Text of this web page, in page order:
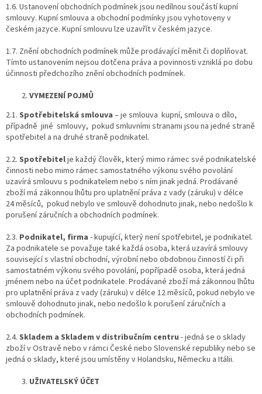
1.6. Ustanovení obchodních podmínek jsou nedílnou součástí kupní
smlouvy. Kupní smlouva a obchodní podmínky jsou vyhotoveny v
českém jazyce. Kupní smlouvu lze uzavřít v českém jazyce.
1.7. Znění obchodních podmínek může prodávající měnit či doplňovat.
Tímto ustanovením nejsou dotčena práva a povinnosti vzniklá po dobu
účinnosti předchozího znění obchodních podmínek.
VYMEZENÍ POJMŮ
2.1. Spotřebitelská smlouva – je smlouva kupní, smlouva o dílo,
případně jiné smlouvy, pokud smluvními stranami jsou na jedné straně
spotřebitel a na druhé straně podnikatel.
2.2. Spotřebitelje každý člověk, který mimo rámec své podnikatelské
činnosti nebo mimo rámec samostatného výkonu svého povolání
uzavírá smlouvu s podnikatelem nebo s ním jinak jedná. Prodávané
zboží má zákonnou lhůtu pro uplatnění práva z vady (záruku) v délce
24 měsíců, pokud nebylo ve smlouvě dohodnuto jinak, nebo nedošlo k
porušení záručních a obchodních podmínek.
2.3. Podnikatel, firma -kupující, který není spotřebitel, je podnikatel.
Za podnikatele se považuje také každá osoba, která uzavírá smlouvy
související s vlastní obchodní, výrobní nebo obdobnou činností či při
samostatném výkonu svého povolání, popřípadě osoba, která jedná
jménem nebo na účet podnikatele. Prodávané zboží má zákonnou lhůtu
pro uplatnění práva z vady (záruku) v délce 12 měsíců, pokud nebylo ve
smlouvě dohodnuto jinak, nebo nedošlo k porušení záručních a
obchodních podmínek.
2.4. Skladem a Skladem v distribučním centru - jedná se o sklady
zboží v Ostravě nebo v rámci České nebo Slovenské republiky nebo se
jedná o sklady, které jsou umístěny v Holandsku, Německu a Itálii.
UŽIVATELSKÝ ÚČET